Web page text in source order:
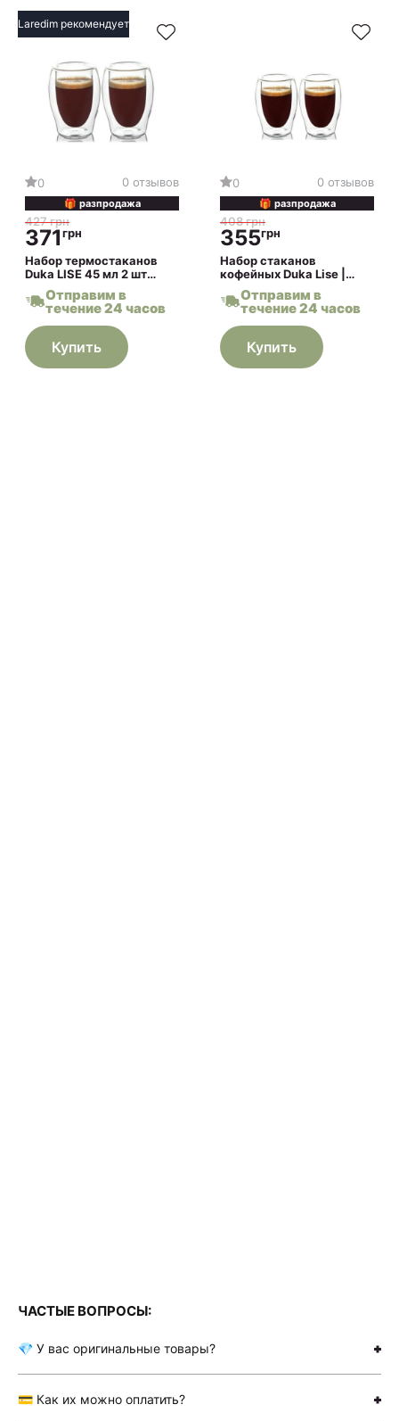
Laredim рекомендует
0 0 отзывов
🎁 разпродажа
427 грн
371грн
Набор термостаканов
Duka LISE 45 мл 2 шт
Прозрачный
Отправим в
течение 24 часов
Купить
0 0 отзывов
🎁 разпродажа
408 грн
355грн
Набор стаканов
кофейных Duka Lise |
Прозрачный
Отправим в
течение 24 часов
Купить
ЧАСТЫЕ ВОПРОСЫ:
💎 У вас оригинальные товары?
💳 Как их можно оплатить?